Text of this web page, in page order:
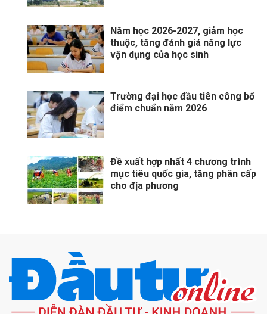
Năm học 2026-2027, giảm học
thuộc, tăng đánh giá năng lực
vận dụng của học sinh
Trường đại học đầu tiên công bố
điểm chuẩn năm 2026
Đề xuất hợp nhất 4 chương trình
mục tiêu quốc gia, tăng phân cấp
cho địa phương